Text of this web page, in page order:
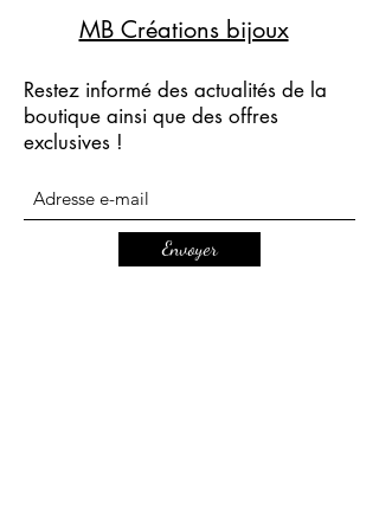
MB Créations bijoux
Restez informé des actualités de la
boutique ainsi que des offres
exclusives !
Envoyer